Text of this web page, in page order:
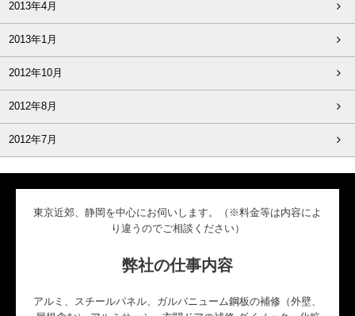
2013年4月
2013年1月
2012年10月
2012年8月
2012年7月
東京近郊、静岡を中心にお伺いします。（※料金等は内容によ
り違うのでご相談ください）
弊社の仕事内容
アルミ、スチールパネル、ガルバニューム鋼板の補修（外壁、